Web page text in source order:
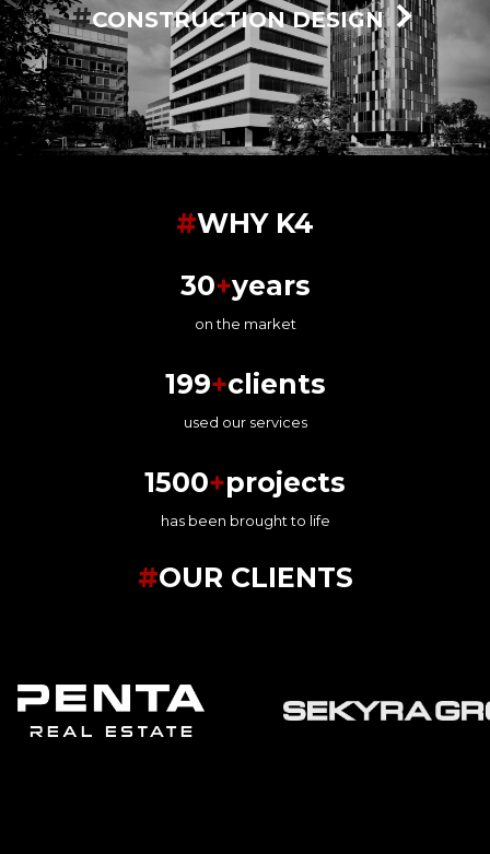
#CONSTRUCTION DESIGN
30+years
on the market
199+clients
used our services
1500+projects
has been brought to life
#WHY K4
#OUR CLIENTS